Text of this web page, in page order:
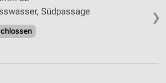
❯
Südpassage